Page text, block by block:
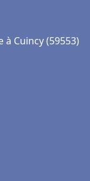
Cuincy (59553)